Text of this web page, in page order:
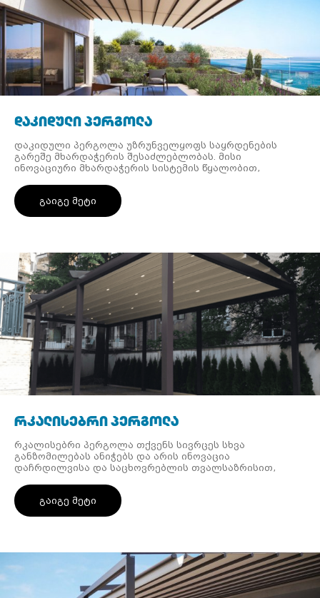
დაკიდული პერგოლა
დაკიდული პერგოლა უზრუნველყოფს საყრდენების
გარეშე მხარდაჭერის შესაძლებლობას. მისი
ინოვაციური მხარდაჭერის სისტემის წყალობით,
გარეშე და მზისგან უაღრესად ეფექტური დაცვის
უფლებას.გაიგე მეტი
რკალისებრი პერგოლა
რკალისებრი პერგოლა თქვენს სივრცეს სხვა
განზომილებას ანიჭებს და არის ინოვაცია
დაჩრდილვისა და საცხოვრებლის თვალსაზრისით,
რომელიც საშუალებას აძლევს მას განთავსდეს
ნებისმიერ არსებულ სტრუქტურაში.
გაიგე მეტი